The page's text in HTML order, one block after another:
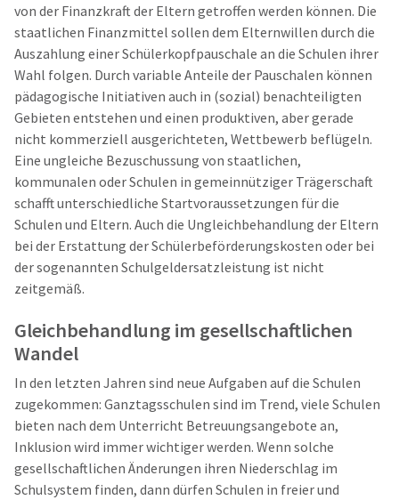
von der Finanzkraft der Eltern getroffen werden können. Die
staatlichen Finanzmittel sollen dem Elternwillen durch die
Auszahlung einer Schülerkopfpauschale an die Schulen ihrer
Wahl folgen. Durch variable Anteile der Pauschalen können
pädagogische Initiativen auch in (sozial) benachteiligten
Gebieten entstehen und einen produktiven, aber gerade
nicht kommerziell ausgerichteten, Wettbewerb beflügeln.
Eine ungleiche Bezuschussung von staatlichen,
kommunalen oder Schulen in gemeinnütziger Trägerschaft
schafft unterschiedliche Startvoraussetzungen für die
Schulen und Eltern. Auch die Ungleichbehandlung der Eltern
bei der Erstattung der Schülerbeförderungskosten oder bei
der sogenannten Schulgeldersatzleistung ist nicht
zeitgemäß.
Gleichbehandlung im gesellschaftlichen
Wandel
In den letzten Jahren sind neue Aufgaben auf die Schulen
zugekommen: Ganztagsschulen sind im Trend, viele Schulen
bieten nach dem Unterricht Betreuungsangebote an,
Inklusion wird immer wichtiger werden. Wenn solche
gesellschaftlichen Änderungen ihren Niederschlag im
Schulsystem finden, dann dürfen Schulen in freier und